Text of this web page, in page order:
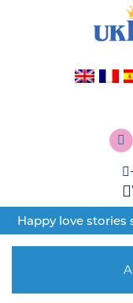
Happy love stories